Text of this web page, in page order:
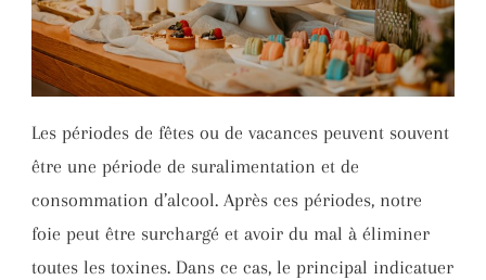
Les périodes de fêtes ou de vacances peuvent souvent
être une période de suralimentation et de
consommation d’alcool. Après ces périodes, notre
foie peut être surchargé et avoir du mal à éliminer
toutes les toxines. Dans ce cas, le principal indicatuer